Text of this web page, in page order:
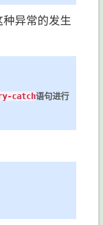
异常的发生
catch语句进行